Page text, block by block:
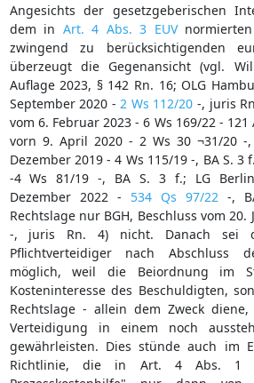
Angesichts der gesetzgeberischen
dem in Art. 4 Abs. 3 EUVnormierten
zwingend zu berücksichtigenden
überzeugt die Gegenansicht (vgl.
Auflage 2023, § 142 Rn. 16; OLG
September 2020 - 2 Ws 112/20 -, juris
vom 6. Februar 2023 - 6 Ws 169/22 - 121
vorn 9. April 2020 - 2 Ws 30 ¬31/20 -
Dezember 2019 - 4 Ws 115/19 -, BA S. 3
-4 Ws 81/19 -, BA S. 3 f.; LG
Dezember 2022 - 534 Qs 97/22 -,
Rechtslage nur BGH, Beschluss vom 20.
-, juris Rn. 4) nicht. Danach sei
Pflichtverteidiger nach Abschluss
möglich, weil die Beiordnung im
Kosteninteresse des Beschuldigten,
Rechtslage - allein dem Zweck
Verteidigung in einem noch
gewährleisten. Dies stünde auch im
Richtlinie, die in Art. 4 Abs. 1